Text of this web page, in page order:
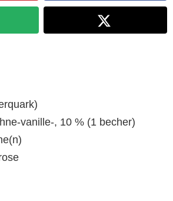
vanille-, 10 % (1 becher)